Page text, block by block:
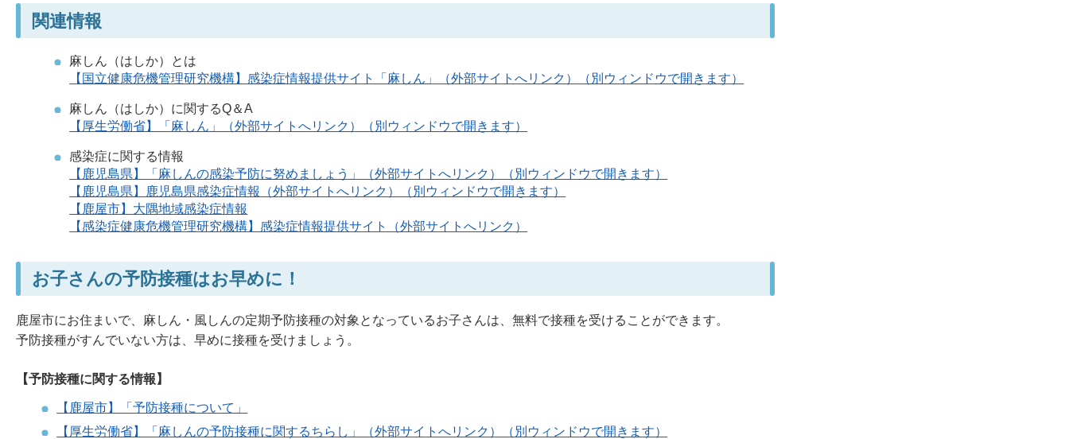
関連情報
麻しん（はしか）とは
【国立健康危機管理研究機構】感染症情報提供サイト「麻しん」（外部サイトへリンク）（別ウィンドウで開きます）
麻しん（はしか）に関するQ＆A
【厚生労働省】「麻しん」（外部サイトへリンク）（別ウィンドウで開きます）
感染症に関する情報
【鹿児島県】「麻しんの感染予防に努めましょう」（外部サイトへリンク）（別ウィンドウで開きます）
【鹿児島県】鹿児島県感染症情報（外部サイトへリンク）（別ウィンドウで開きます）
【鹿屋市】大隅地域感染症情報
【感染症健康危機管理研究機構】感染症情報提供サイト（外部サイトへリンク）
お子さんの予防接種はお早めに！
鹿屋市にお住まいで、麻しん・風しんの定期予防接種の対象となっているお子さんは、無料で接種を受けることができます。
予防接種がすんでいない方は、早めに接種を受けましょう。
【予防接種に関する情報】
【鹿屋市】「予防接種について」
【厚生労働省】「麻しんの予防接種に関するちらし」（外部サイトへリンク）（別ウィンドウで開きます）